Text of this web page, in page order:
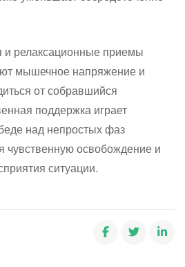
и релаксационные приемы
мышечное напряжение и
от собравшийся
поддержка играет
над непростых фаз
чувственную освобождение и
ситуации.